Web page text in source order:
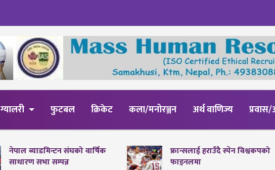
ग्यालरी फुटबल क्रिकेट कला/मनोरञ्जन अर्थ वाणिज्य प्रवास/
नेपाल ब्याडमिन्टन संघको वार्षिक
साधारण सभा सम्पन्न
फ्रान्सलाई हराउँदै स्पेन विश्वकपको
फाइनलमा